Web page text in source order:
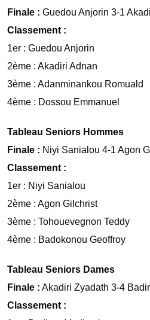
Finale : Guedou Anjorin 3-1
Classement :
1er : Guedou Anjorin
2ème : Akadiri Adnan
3ème : Adanminankou Romuald
4ème : Dossou Emmanuel
Tableau Seniors Hommes
Finale : Niyi Sanialou 4-1 Agon
Classement :
1er : Niyi Sanialou
2ème : Agon Gilchrist
3ème : Tohouevegnon Teddy
4ème : Badokonou Geoffroy
Tableau Seniors Dames
Finale : Akadiri Zyadath 3-4
Classement :